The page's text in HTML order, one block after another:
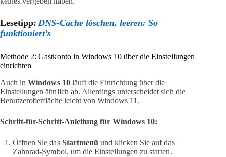
Lesetipp: DNS-Cache löschen, leeren: So
funktioniert’s
Methode 2: Gastkonto in Windows 10 über die Einstellungen
einrichten
Auch in Windows 10 läuft die Einrichtung über die
Einstellungen ähnlich ab. Allerdings unterscheidet sich die
Benutzeroberfläche leicht von Windows 11.
Schritt-für-Schritt-Anleitung für Windows 10:
Öffnen Sie das Startmenü und klicken Sie auf das
Zahnrad-Symbol, um die Einstellungen zu starten.